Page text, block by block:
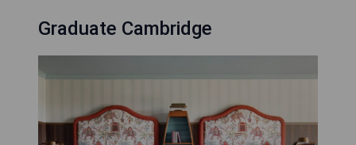
Graduate Cambridge